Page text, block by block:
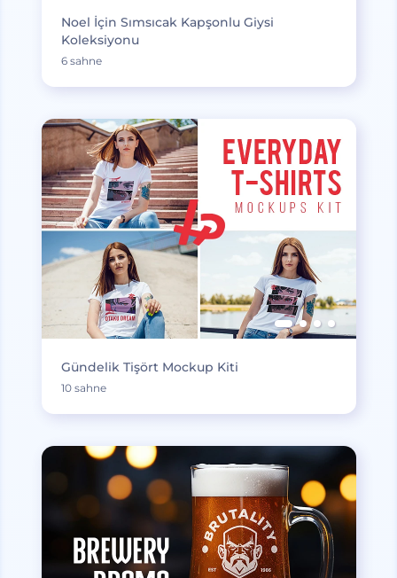
Noel İçin Sımsıcak Kapşonlu Giysi
Koleksiyonu
6 sahne
Gündelik Tişört Mockup Kiti
10 sahne